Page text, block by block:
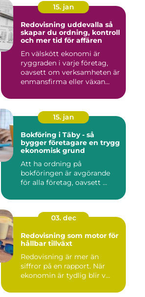
15. jan
Redovisning uddevalla så
skapar du ordning, kontroll
och mer tid för affären
En välskött ekonomi är
ryggraden i varje företag,
oavsett om verksamheten är
enmansfirma eller växan...
15. jan
Bokföring i Täby - så
bygger företagare en trygg
ekonomisk grund
Att ha ordning på
bokföringen är avgörande
för alla företag, oavsett ...
03. dec
Redovisning som motor för
hållbar tillväxt
Redovisning är mer än
siffror på en rapport. När
ekonomin är tydlig blir v...